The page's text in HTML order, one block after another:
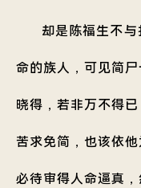
却是陈福生不
命的族人，可见简
晓得，若非万不得
苦求免简，也该依
必待审得人命逼真